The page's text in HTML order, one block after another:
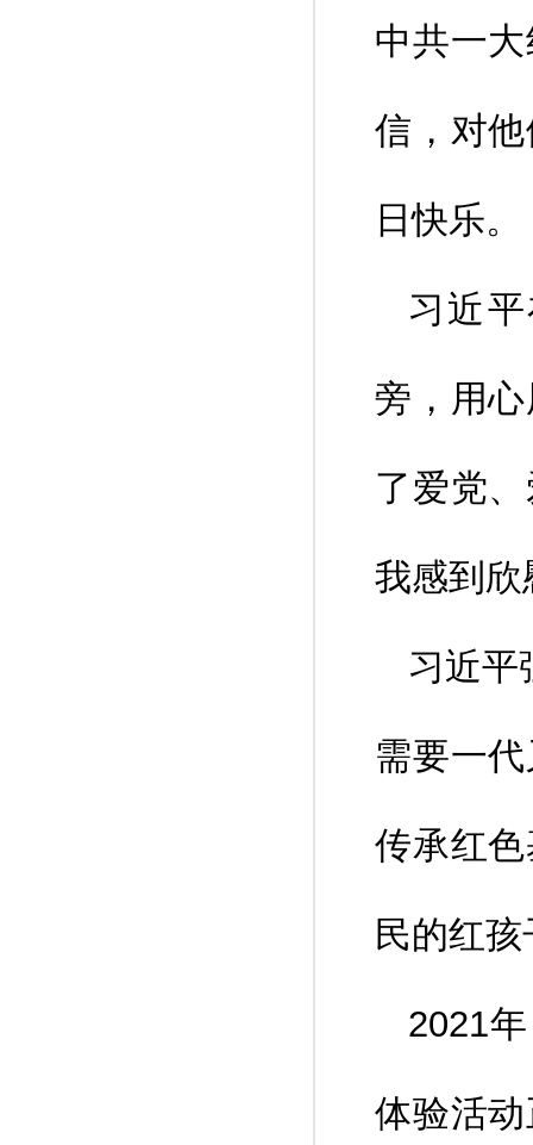
中共一
信，对
日快乐。
习近
旁，用
了爱党
我感到欣
习近平
需要一
传承红
民的红
2021
体验活